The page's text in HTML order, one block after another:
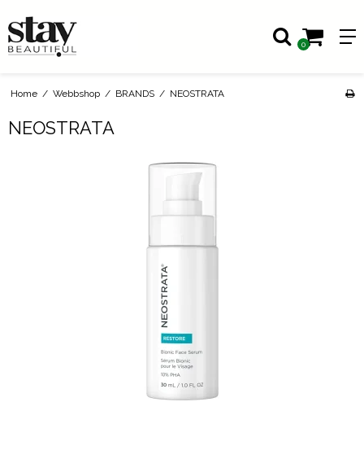
0
Home / Webbshop / BRANDS / NEOSTRATA
NEOSTRATA